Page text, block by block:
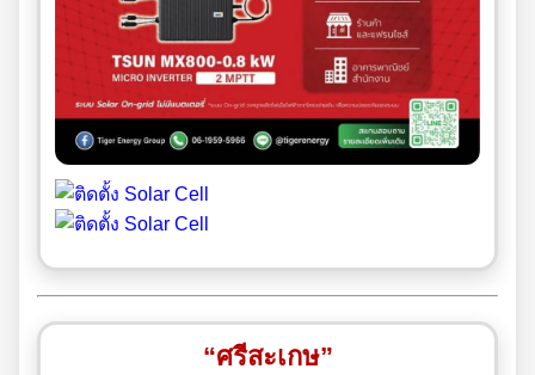
“ศรีสะเกษ”